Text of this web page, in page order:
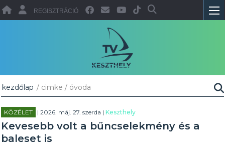
REGISZTRÁCIÓ
kezdőlap / cimke / óvoda
KÖZÉLET | 2026. máj. 27. szerda |Keszthely
Kevesebb volt a bűncselekmény és a
baleset is